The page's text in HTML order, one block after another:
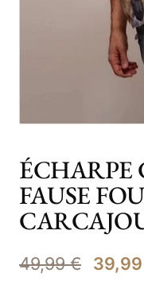
ÉCHARPE
FAUSE
49,99€
Le
39,99